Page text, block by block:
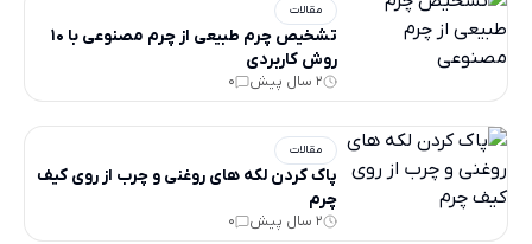
مقالات
تشخیص چرم طبیعی از چرم مصنوعی با 10
روش کاربردی
2 سال پیش 0
مقالات
پاک کردن لکه های روغنی و چرب از روی کیف
چرم
2 سال پیش 0